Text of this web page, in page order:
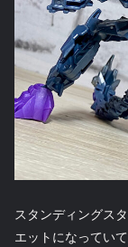
スタンディングス
エットになってい